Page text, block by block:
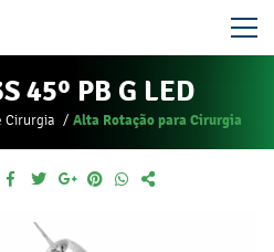
45º PB G LED
Cirurgia Alta Rotação para Cirurgia